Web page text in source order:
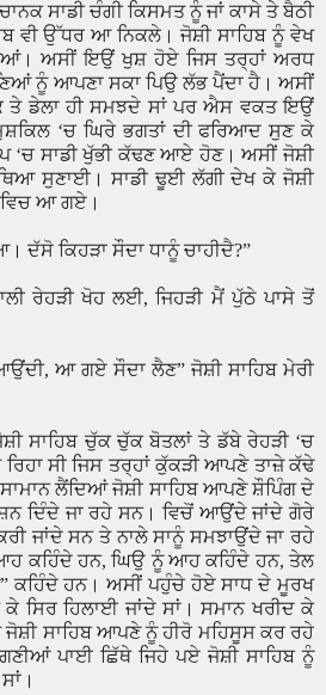
ਸਾਡੀ ਚੰਗੀ ਕਿਸਮਤ ਨੂੰ ਜਾਂ ਕਾਸੇ ਤੇ ਬੈਠੀ
ਵੀ ਉੱਧਰ ਆ ਨਿਕਲੇ। ਜੋਸ਼ੀ ਸਾਹਿਬ ਨੂੰ ਵੇਖ
ਅਸੀਂ ਇਉਂ ਖੁਸ਼ ਹੋਏ ਜਿਸ ਤਰ੍ਹਾਂ ਅਰਧ
ਨੂੰ ਆਪਣਾ ਸਕਾ ਪਿਉ ਲੱਭ ਪੈਂਦਾ ਹੈ। ਅਸੀਂ
ਤੇ ਡੇਲਾ ਹੀ ਸਮਝਦੇ ਸਾਂ ਪਰ ਐਸ ਵਕਤ ਇਉਂ
‘ਚ ਘਿਰੇ ਭਗਤਾਂ ਦੀ ਫਰਿਆਦ ਸੁਣ ਕੇ
‘ਚ ਸਾਡੀ ਖੁੱਭੀ ਕੱਢਣ ਆਏ ਹੋਣ। ਅਸੀਂ ਜੋਸ਼ੀ
ਸੁਣਾਈ। ਸਾਡੀ ਢੂਈ ਲੱਗੀ ਦੇਖ ਕੇ ਜੋਸ਼ੀ
ਆ ਗਏ।
ਦੱਸੋ ਕਿਹੜਾ ਸੌਦਾ ਧਾਨੂੰ ਚਾਹੀਦੈ?”
ਰੇਹੜੀ ਖੋਹ ਲਈ,ਜਿਹੜੀ ਮੈਂ ਪੁੱਠੇ ਪਾਸੇ ਤੋਂ
, ਆ ਗਏ ਸੌਦਾ ਲੈਣ”ਜੋਸ਼ੀ ਸਾਹਿਬ ਮੇਰੀ
ਸਾਹਿਬ ਚੁੱਕ ਚੁੱਕ ਬੋਤਲਾਂ ਤੇ ਡੱਬੇ ਰੇਹੜੀ ‘ਚ
ਸੀ ਜਿਸ ਤਰ੍ਹਾਂ ਕੁੱਕੜੀ ਆਪਣੇ ਤਾਜ਼ੇ ਕੱਢੇ
ਲੈਂਦਿਆਂ ਜੋਸ਼ੀ ਸਾਹਿਬ ਆਪਣੇ ਸ਼ੌਪਿੰਗ ਦੇ
ਦਿੰਦੇ ਜਾ ਰਹੇ ਸਨ। ਵਿਚੋਂ ਆਉਂਦੇ ਜਾਂਦੇ ਗੋਰੇ
ਜਾਂਦੇ ਸਨ ਤੇ ਨਾਲੇ ਸਾਨੂੰ ਸਮਝਾਉਂਦੇ ਜਾ ਰਹੇ
ਕਹਿੰਦੇ ਹਨ,ਘਿਉ ਨੂੰ ਆਹ ਕਹਿੰਦੇ ਹਨ,ਤੇਲ
” ਕਹਿੰਦੇ ਹਨ। ਅਸੀਂ ਪਹੁੰਚੇ ਹੋਏ ਸਾਧ ਦੇ ਮੂਰਖ
ਸਿਰ ਹਿਲਾਈ ਜਾਂਦੇ ਸਾਂ। ਸਮਾਨ ਖਰੀਦ ਕੇ
ਸਾਹਿਬ ਆਪਣੇ ਨੂੰ ਹੀਰੋ ਮਹਿਸੂਸ ਕਰ ਰਹੇ
ਪਾਈ ਛਿੱਥੇ ਜਿਹੇ ਪਏ ਜੋਸ਼ੀ ਸਾਹਿਬ ਨੂੰ